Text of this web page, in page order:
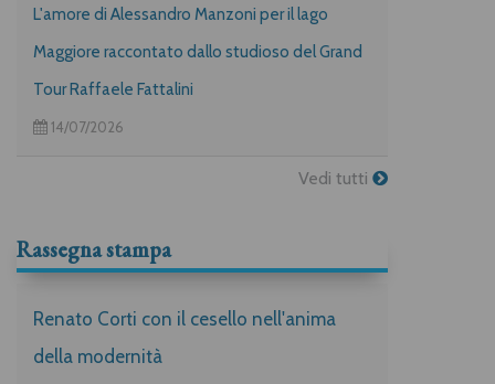
L'amore di Alessandro Manzoni per il lago
Maggiore raccontato dallo studioso del Grand
Tour Raffaele Fattalini
14/07/2026
Vedi tutti
Rassegna stampa
Renato Corti con il cesello nell'anima
della modernità